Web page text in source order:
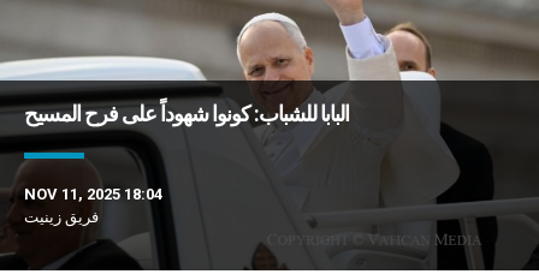
البابا للشباب: كونوا شهوداً على فرح المسيح
NOV 11, 2025 18:04
فريق زينيت